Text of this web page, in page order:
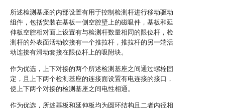
所述检测基座的内部设置有用于控制检测杆进行移动驱动
组件，包括安装在基板一侧空腔壁上的磁吸件，基板和延
伸板空腔相对面上设置有与检测杆数量相同的限位杆，检
测杆的外表面活动铰接有一个推拉杆，推拉杆的另一端活
动连接有滑动套接在限位杆上的吸附块。
作为优选，上下对接的两个所述检测基座之间通过螺栓固
定，且上下两个检测基座的连接面设置有电连接的接口，
使上下两个对接的检测基座之间电性相通。
作为优选，所述基板和延伸板均为圆环结构且二者内径相